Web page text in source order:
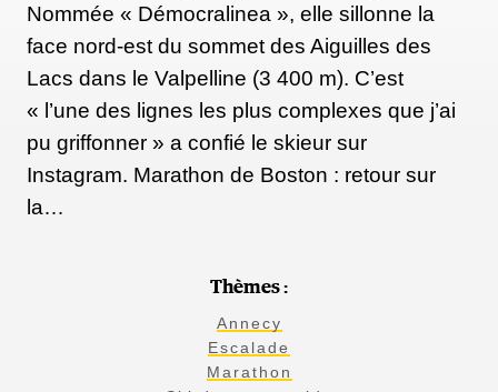
Nommée « Démocralinea », elle sillonne la
face nord-est du sommet des Aiguilles des
Lacs dans le Valpelline (3 400 m). C’est
« l’une des lignes les plus complexes que j’ai
pu griffonner » a confié le skieur sur
Instagram. Marathon de Boston : retour sur
la…
Thèmes :
Annecy
Escalade
Marathon